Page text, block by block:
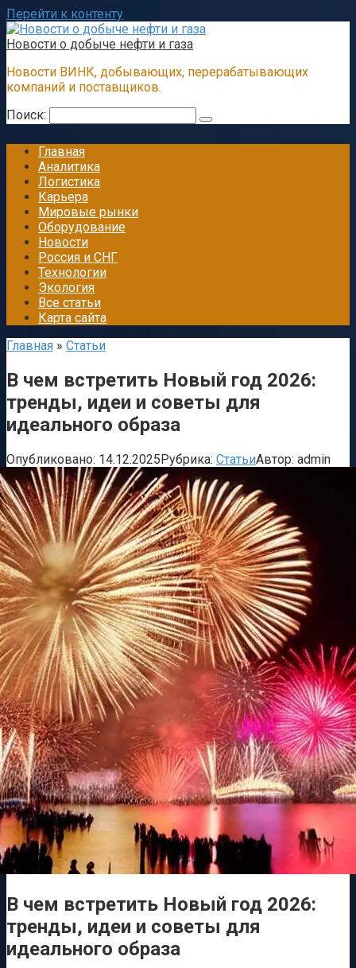
Перейти к контенту
Новости о добыче нефти и газа
Новости ВИНК, добывающих, перерабатывающих
компаний и поставщиков.
Поиск:
Главная
Аналитика
Логистика
Карьера
Мировые рынки
Оборудование
Новости
Россия и СНГ
Технологии
Экология
Все статьи
Карта сайта
Главная » Статьи
В чем встретить Новый год 2026:
тренды, идеи и советы для
идеального образа
Опубликовано: 14.12.2025Рубрика: СтатьиАвтор: admin
В чем встретить Новый год 2026:
тренды, идеи и советы для
идеального образа